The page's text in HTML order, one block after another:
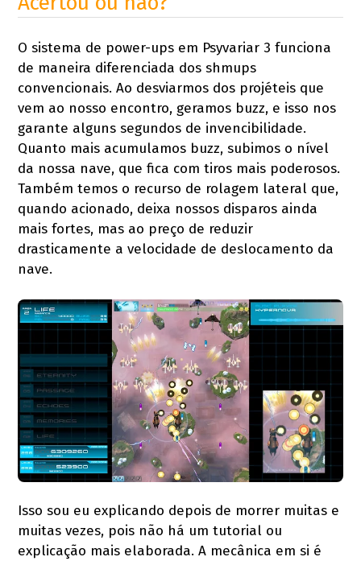
O sistema de power-ups em Psyvariar 3 funciona
de maneira diferenciada dos shmups
convencionais. Ao desviarmos dos projéteis que
vem ao nosso encontro, geramos buzz, e isso nos
garante alguns segundos de invencibilidade.
Quanto mais acumulamos buzz, subimos o nível
da nossa nave, que fica com tiros mais poderosos.
Também temos o recurso de rolagem lateral que,
quando acionado, deixa nossos disparos ainda
mais fortes, mas ao preço de reduzir
drasticamente a velocidade de deslocamento da
nave.
Isso sou eu explicando depois de morrer muitas e
muitas vezes, pois não há um tutorial ou
explicação mais elaborada. A mecânica em si é